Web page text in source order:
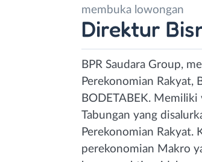
membuka lowongan
Direktur
BPR Saudara Group,
Perekonomian Rakyat,
BODETABEK.
Tabungan yang
Perekonomian Rakyat.
perekonomian Makro